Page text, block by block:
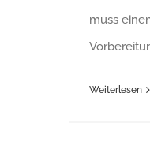
muss
Weiterlesen